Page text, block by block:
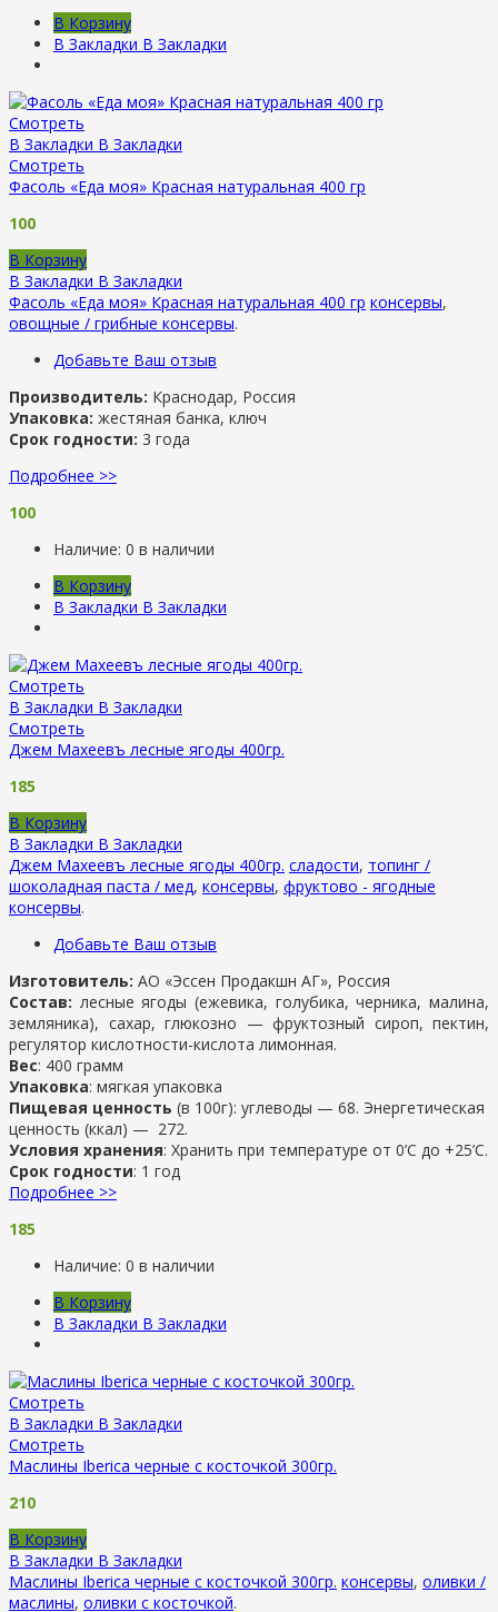
В Корзину
В Закладки В Закладки
Смотреть
В Закладки В Закладки
Смотреть
Фасоль «Еда моя» Красная натуральная 400 гр
100
В Корзину
В Закладки В Закладки
Фасоль «Еда моя» Красная натуральная 400 гр консервы,
овощные / грибные консервы.
Добавьте Ваш отзыв
Производитель: Краснодар, Россия
Упаковка: жестяная банка, ключ
Срок годности: 3 года
Подробнее >>
100
Наличие: 0 в наличии
В Корзину
В Закладки В Закладки
Смотреть
В Закладки В Закладки
Смотреть
Джем Махеевъ лесные ягоды 400гр.
185
В Корзину
В Закладки В Закладки
Джем Махеевъ лесные ягоды 400гр. сладости, топинг /
шоколадная паста / мед, консервы, фруктово - ягодные
консервы.
Добавьте Ваш отзыв
Изготовитель: АО «Эссен Продакшн АГ», Россия
Состав: лесные ягоды (ежевика, голубика, черника, малина,
земляника), сахар, глюкозно — фруктозный сироп, пектин,
регулятор кислотности-кислота лимонная.
Вес: 400 грамм
Упаковка: мягкая упаковка
Пищевая ценность (в 100г): углеводы — 68. Энергетическая
ценность (ккал) — 272.
Условия хранения: Хранить при температуре от 0’C до +25’C.
Срок годности: 1 год
Подробнее >>
185
Наличие: 0 в наличии
В Корзину
В Закладки В Закладки
Смотреть
В Закладки В Закладки
Смотреть
Маслины Iberica черные с косточкой 300гр.
210
В Корзину
В Закладки В Закладки
Маслины Iberica черные с косточкой 300гр. консервы, оливки /
маслины, оливки с косточкой.